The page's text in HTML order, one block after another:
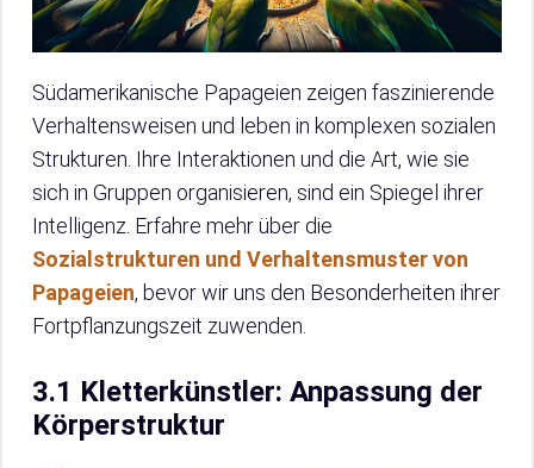
Südamerikanische Papageien zeigen faszinierende
Verhaltensweisen und leben in komplexen sozialen
Strukturen. Ihre Interaktionen und die Art, wie sie
sich in Gruppen organisieren, sind ein Spiegel ihrer
Intelligenz. Erfahre mehr über die
Sozialstrukturen und Verhaltensmuster von
Papageien, bevor wir uns den Besonderheiten ihrer
Fortpflanzungszeit zuwenden.
3.1 Kletterkünstler: Anpassung der
Körperstruktur